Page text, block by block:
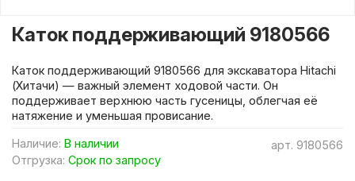
арт. 9180566
Наличие: В наличии
Отгрузка: Срок по запросу
Каток поддерживающий 9180566
Каток поддерживающий 9180566 для экскаватора Hitachi
(Хитачи) — важный элемент ходовой части. Он
поддерживает верхнюю часть гусеницы, облегчая её
натяжение и уменьшая провисание.